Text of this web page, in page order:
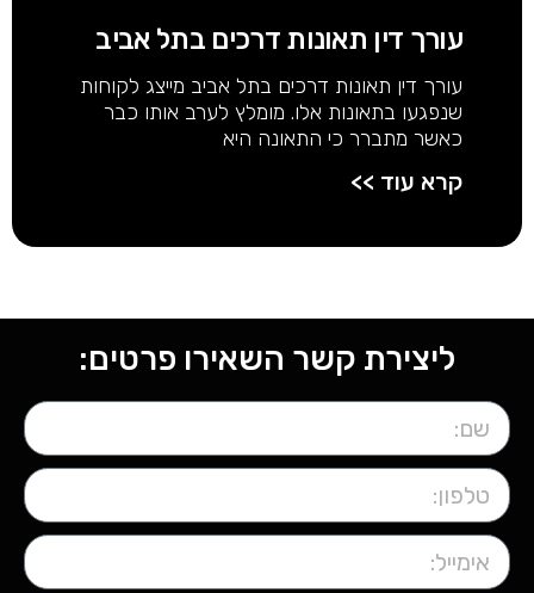
עורך דין תאונות דרכים בתל אביב
עורך דין תאונות דרכים בתל אביב מייצג לקוחות
שנפגעו בתאונות אלו. מומלץ לערב אותו כבר
כאשר מתברר כי התאונה היא
קרא עוד >>
ליצירת קשר השאירו פרטים: